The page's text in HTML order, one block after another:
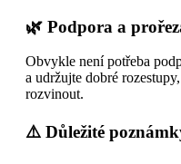
🌿 Podpora a
Obvykle není potřeba
a udržujte dobré
rozvinout.
⚠️ Důležité